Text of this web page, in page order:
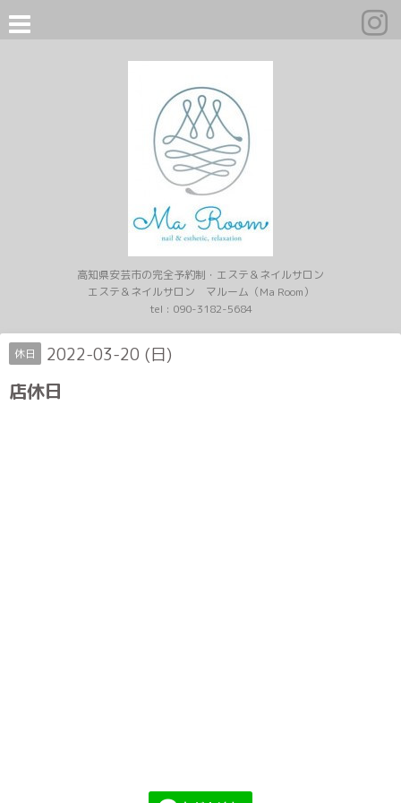
高知県安芸市の完全予約制・エステ＆ネイルサロン
エステ＆ネイルサロン マルーム（Ma Room）
tel : 090-3182-5684
休日 2022-03-20 (日)
店休日